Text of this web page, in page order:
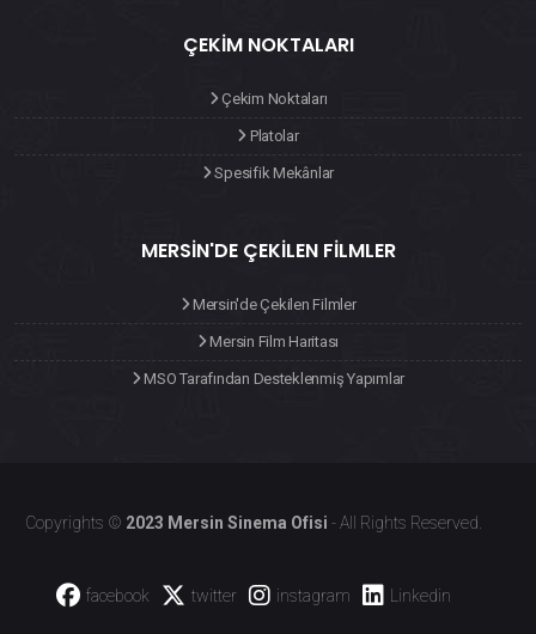
ÇEKIM NOKTALARI
Çekim Noktaları
Platolar
Spesifik Mekânlar
MERSIN'DE ÇEKILEN FILMLER
Mersin'de Çekilen Filmler
Mersin Film Haritası
MSO Tarafından Desteklenmiş Yapımlar
Copyrights © 2023 Mersin Sinema Ofisi - All Rights Reserved.
facebook twitter instagram Linkedin